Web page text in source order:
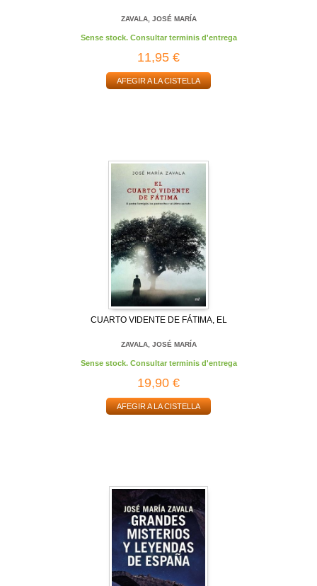
ZAVALA, JOSÉ MARÍA
Sense stock. Consultar terminis d'entrega
11,95 €
AFEGIR A LA CISTELLA
CUARTO VIDENTE DE FÁTIMA, EL
ZAVALA, JOSÉ MARÍA
Sense stock. Consultar terminis d'entrega
19,90 €
AFEGIR A LA CISTELLA